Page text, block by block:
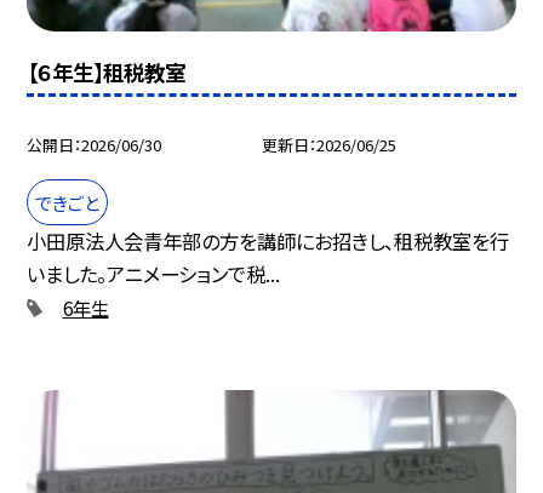
【６年生】租税教室
公開日 2026/06/30 更新日 2026/06/25
できごと
小田原法人会青年部の方を講師にお招きし、租税教室を行
いました。アニメーションで税...
6年生